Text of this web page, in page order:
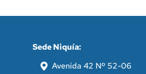
Sede Niquía:
Avenida 42 Nº 52-06